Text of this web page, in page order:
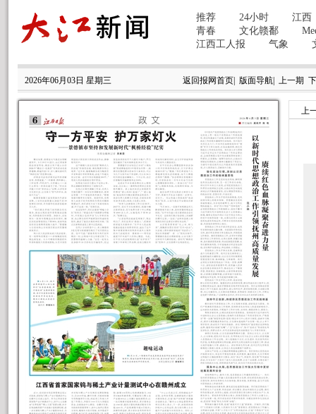
2026年06月03日 星期三 返回报网首页| 版面导航| 上一期
上